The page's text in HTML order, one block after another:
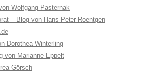
Wolfgang Pasternak
– Blog von Hans Peter Roentgen
Dorothea Winterling
von Marianne Eppelt
Görsch